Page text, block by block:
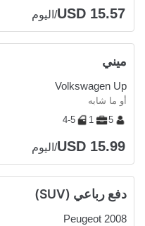
USD 15.57/اليوم
ميني
Volkswagen Up
أو ما شابه
5
1
4-5
USD 15.99/اليوم
دفع رباعي (SUV)
Peugeot 2008